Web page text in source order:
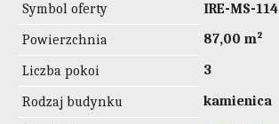
Symbol oferty
IRE-MS-114
Powierzchnia
87,00 m²
Liczba pokoi
3
Rodzaj budynku
kamienica